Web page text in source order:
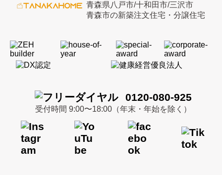
青森県八戸市/十和田市/三沢市
青森市の新築注文住宅・分譲住宅
0120-080-925
受付時間 9:00〜18:00（年末・年始を除く）